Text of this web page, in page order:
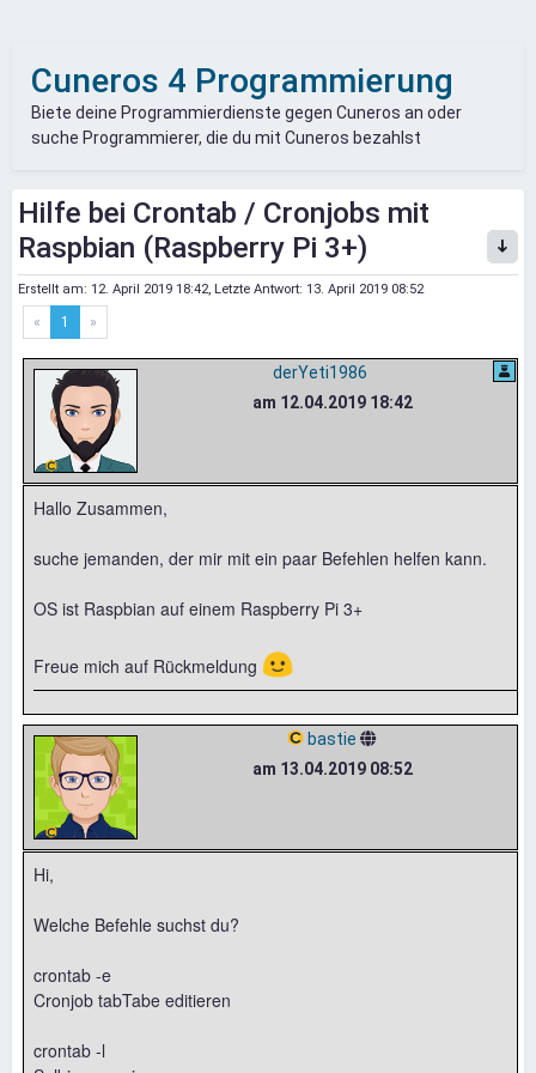
Cuneros 4 Programmierung
Biete deine Programmierdienste gegen Cuneros an oder
suche Programmierer, die du mit Cuneros bezahlst
Hilfe bei Crontab / Cronjobs mit
Raspbian (Raspberry Pi 3+)
Erstellt am: 12. April 2019 18:42, Letzte Antwort: 13. April 2019 08:52
« 1 »
derYeti1986
am 12.04.2019 18:42
Hallo Zusammen,
suche jemanden, der mir mit ein paar Befehlen helfen kann.
OS ist Raspbian auf einem Raspberry Pi 3+
Freue mich auf Rückmeldung 🙂
bastie
am 13.04.2019 08:52
Hi,
Welche Befehle suchst du?
crontab -e
Cronjob tabTabe editieren
crontab -l